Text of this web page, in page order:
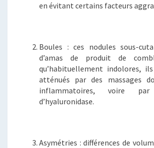
en évitant certains facteurs
Boules : ces nodules sous-
d’amas de produit de
qu’habituellement indolores,
atténués par des massages
inflammatoires, voire par
d’hyaluronidase.
Asymétries : différences de